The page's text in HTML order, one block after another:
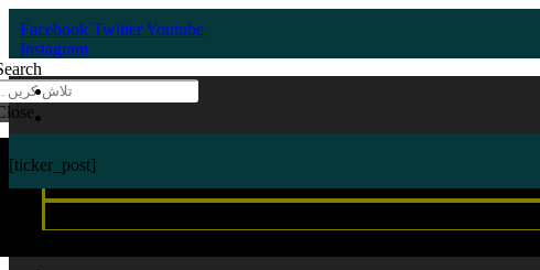
to
content
Facebook TwitterYoutube
Instagram
[ticker_post]